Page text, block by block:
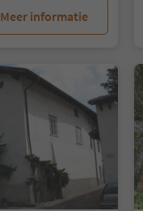
Meer informatie